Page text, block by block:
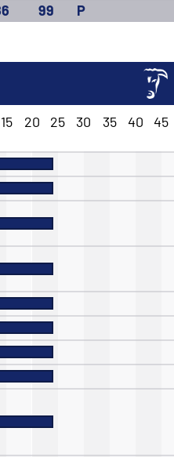
99 P
15 20 25 30 35 40 45